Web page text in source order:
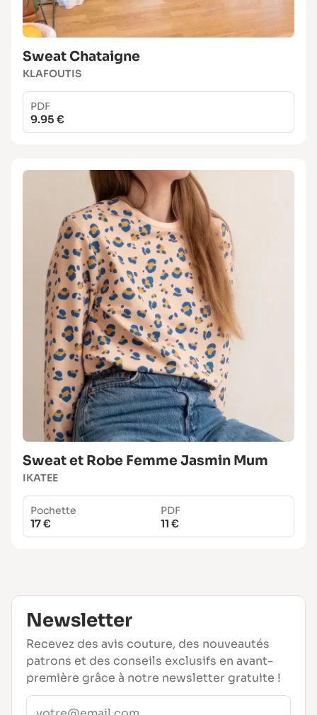
Sweat Chataigne
KLAFOUTIS
PDF
9.95 €
Sweat et Robe Femme Jasmin Mum
IKATEE
Pochette
17 €
PDF
11 €
Newsletter
Recevez des avis couture, des nouveautés
patrons et des conseils exclusifs en avant-
première grâce à notre newsletter gratuite !